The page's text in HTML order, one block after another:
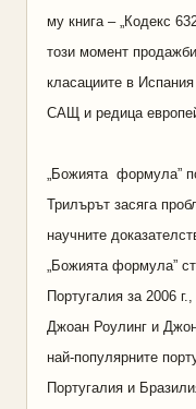
му книга – „Кодекс
този момент
класациите в
САЩ и редица
„Божията формула”
Трилърът засяга
научните
„Божията формула”
Португалия за 2006
Джоан Роулинг и
най-популярните
Португалия и